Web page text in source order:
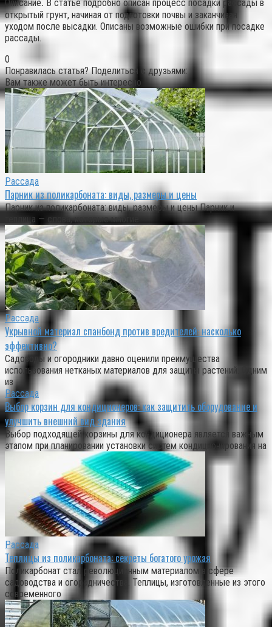
Описание⁚ В статье подробно описан процесс посадки рассады в
открытый грунт, начиная от подготовки почвы и заканчивая
уходом после высадки. Описаны возможные ошибки при посадке
рассады.
0
Понравилась статья? Поделиться с друзьями:
Вам также может быть интересно
Рассада
Парник из поликарбоната: виды, размеры и цены
Парник из поликарбоната: виды, размеры и цены Парник и
теплица — слова, которые многие
Рассада
Укрывной материал спанбонд против вредителей: насколько
эффективно?
Садоводы и огородники давно оценили преимущества
использования нетканых материалов для защиты растений. Одним
из
Рассада
Выбор корзин для кондиционеров: как защитить оборудование и
улучшить внешний вид здания
Выбор подходящей корзины для кондиционера является важным
этапом при планировании установки систем кондиционирования на
Рассада
Теплицы из поликарбоната: секреты богатого урожая
Поликарбонат стал революционным материалом в сфере
садоводства и огородничества. Теплицы, изготовленные из этого
современного